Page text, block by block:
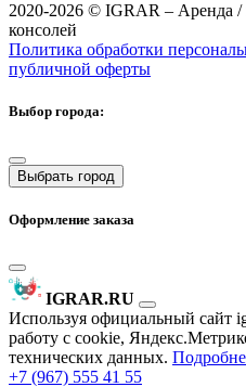
2020-2026 © IGRAR – Аренда /
консолей
Политика обработки
публичной оферты
Выбор города:
Выбрать город
Оформление заказа
IGRAR.RU
Используя официальный сайт
работу с cookie,
технических данных.
+7 (967) 555 41 55